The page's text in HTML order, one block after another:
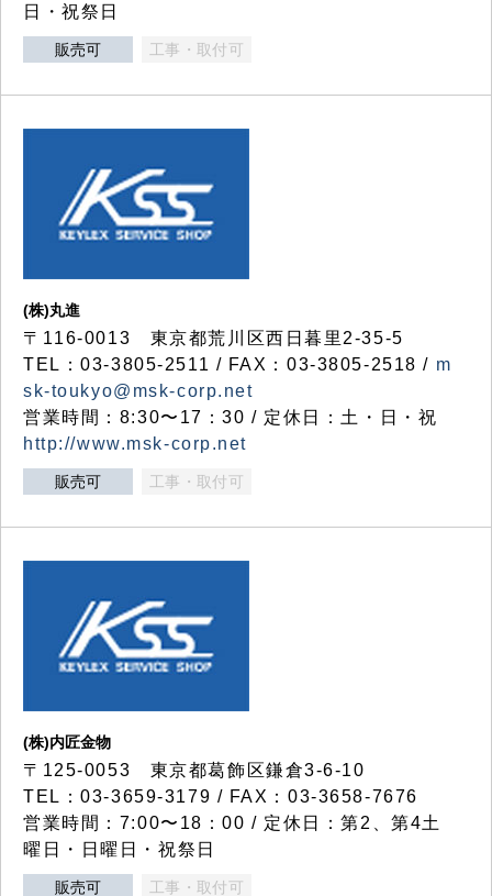
日・祝祭日
販売可 工事・取付可
(株)丸進
〒116-0013 東京都荒川区西日暮里2-35-5
TEL：03-3805-2511 / FAX：03-3805-2518 / m
sk-toukyo@msk-corp.net
営業時間：8:30〜17：30 / 定休日：土・日・祝
http://www.msk-corp.net
販売可 工事・取付可
(株)内匠金物
〒125-0053 東京都葛飾区鎌倉3-6-10
TEL：03-3659-3179 / FAX：03-3658-7676
営業時間：7:00〜18：00 / 定休日：第2、第4土
曜日・日曜日・祝祭日
販売可 工事・取付可